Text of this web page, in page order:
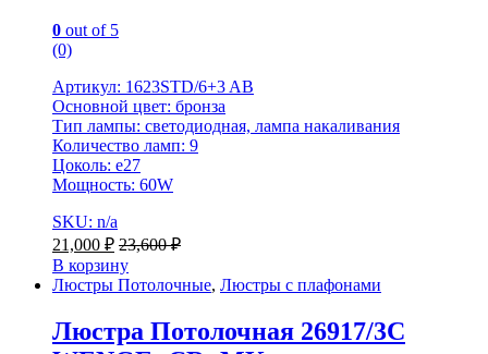
0 out of 5
(0)
Артикул: 1623STD/6+3 AB
Основной цвет: бронза
Тип лампы: светодиодная, лампа накаливания
Количество ламп: 9
Цоколь: е27
Мощность: 60W
SKU: n/a
21,000 ₽ 23,600₽
В корзину
Люстры Потолочные, Люстры с плафонами
Люстра Потолочная 26917/3C